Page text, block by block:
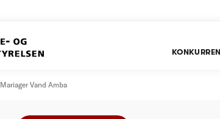
Mariager Vand Amba